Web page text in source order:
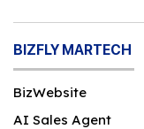
BIZFLY MARTECH
BizWebsite
AI Sales Agent